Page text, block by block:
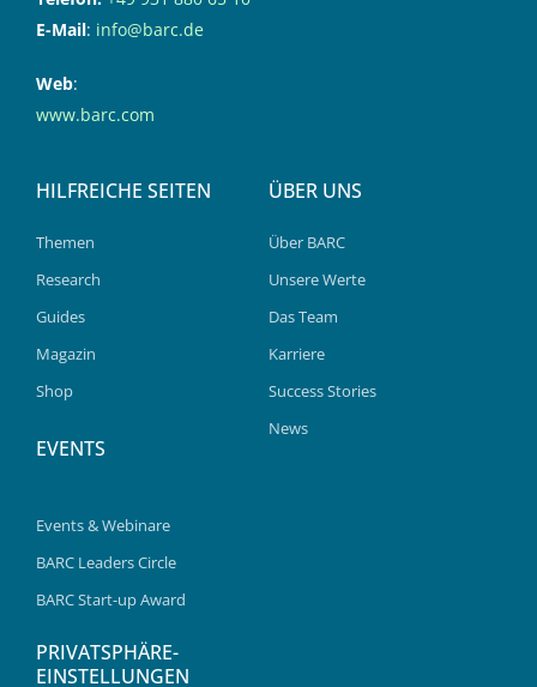
E-Mail: info@barc.de
Web:
www.barc.com
HILFREICHE SEITEN
Themen
Research
Guides
Magazin
Shop
EVENTS
Events & Webinare
BARC Leaders Circle
BARC Start-up Award
ÜBER UNS
Über BARC
Unsere Werte
Das Team
Karriere
Success Stories
News
PRIVATSPHÄRE-
EINSTELLUNGEN